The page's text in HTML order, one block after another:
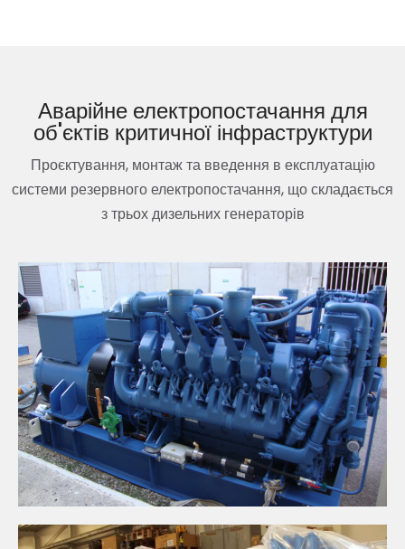
Аварійне електропостачання для
об'єктів критичної інфраструктури
Проєктування, монтаж та введення в експлуатацію
системи резервного електропостачання, що складається
з трьох дизельних генераторів